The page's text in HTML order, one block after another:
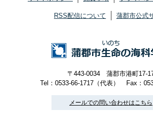
RSS配信について 蒲郡市公式
〒443-0034 蒲郡市港町17-
Tel：0533-66-1717（代表）
Fax：
メールでの問い合わせはこちら